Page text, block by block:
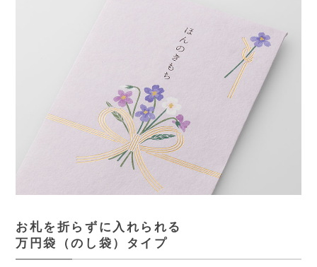
お札を折らずに入れられる
万円袋（のし袋）タイプ